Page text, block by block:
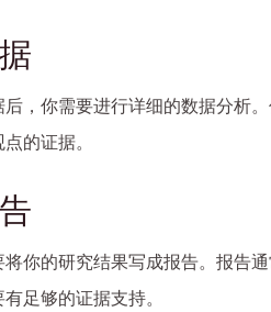
，你需要进行详细的数据分析
的证据。
你的研究结果写成报告。报告
足够的证据支持。